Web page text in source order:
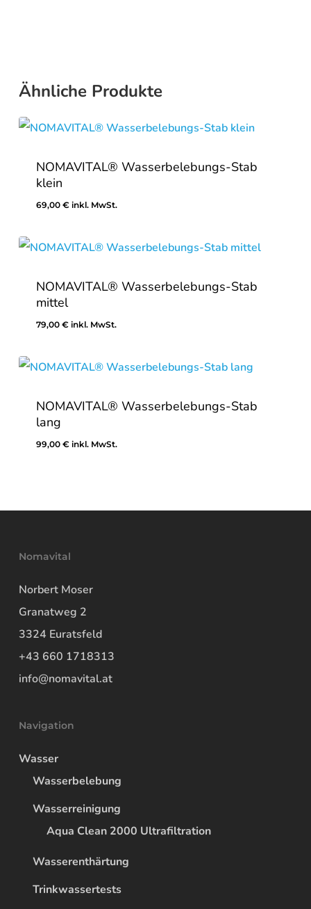
Ähnliche Produkte
NOMAVITAL® Wasserbelebungs-Stab
klein
69,00 € inkl. MwSt.
NOMAVITAL® Wasserbelebungs-Stab
mittel
79,00 € inkl. MwSt.
NOMAVITAL® Wasserbelebungs-Stab
lang
99,00 € inkl. MwSt.
Nomavital
Norbert Moser
Granatweg 2
3324 Euratsfeld
+43 660 1718313
info@nomavital.at
Navigation
Wasser
Wasserbelebung
Wasserreinigung
Aqua Clean 2000 Ultrafiltration
Wasserenthärtung
Trinkwassertests